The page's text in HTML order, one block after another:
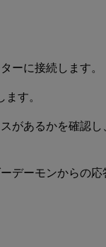
ーに接続します。
す。
があるかを確認
デーモンからの